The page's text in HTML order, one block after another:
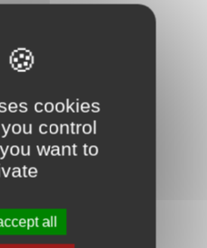
cookies
control
want to
all
sur